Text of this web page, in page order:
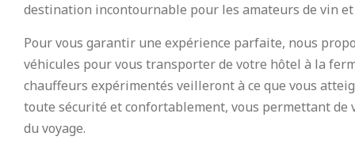
destination incontournable pour les amateurs de vin
Pour vous garantir une expérience parfaite, nous
véhicules pour vous transporter de votre hôtel à la
chauffeurs expérimentés veilleront à ce que vous
toute sécurité et confortablement, vous permettant de
du voyage.